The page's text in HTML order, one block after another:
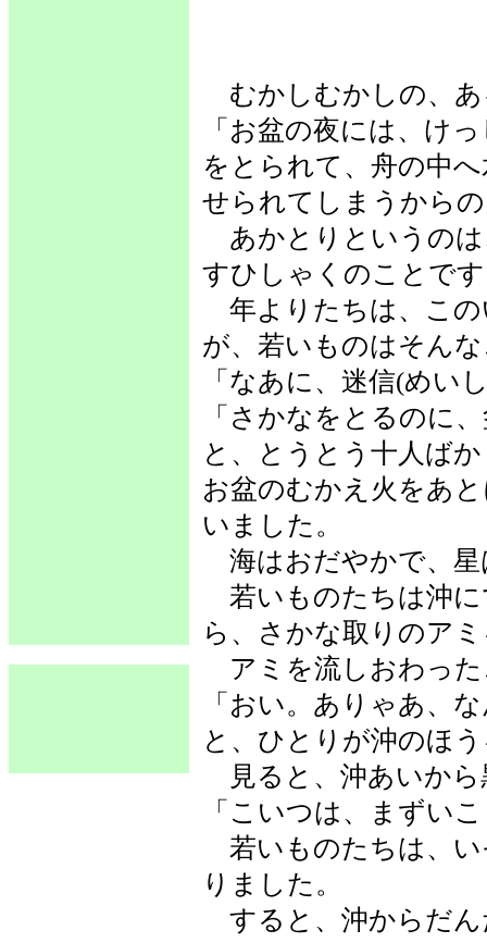
むかしむかしの、あ
「お盆の夜には、け
をとられて、舟の中
せられてしまうから
あかとりというのは
すひしゃくのことで
年よりたちは、この
が、若いものはそん
「なあに、迷信(めい
「さかなをとるのに
と、とうとう十人ば
お盆のむかえ火をあ
いました。
海はおだやかで、星
若いものたちは沖に
ら、さかな取りのア
アミを流しおわった
「おい。ありゃあ、
と、ひとりが沖のほ
見ると、沖あいから
「こいつは、まずい
若いものたちは、い
りました。
すると、沖からだん